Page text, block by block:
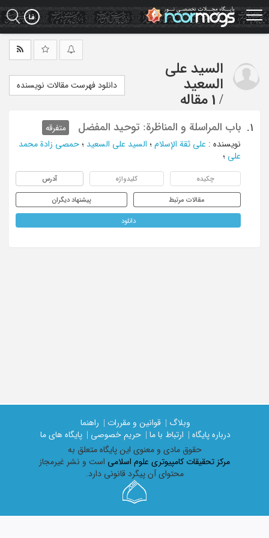
Skip
to
main
السید علی
السعید
/ 1 مقاله
دانلود فهرست مقالات نویسنده
1. باب المراسلة و المناظرة: توحید المفضل
متفرقه
نویسنده : علی ثقة الإسلام ؛ السید علی السعید ؛ حمصی زادة محمد
علی ؛
چکیده کلیدواژه آدرس
مقالات مرتبط پیشنهاد دیگران
دانلود
وبلاگ | قوانین و مقررات |
راهنما
درباره پایگاه |
ارتباط با ما | حریم خصوصی |
پایگاه های ما
حقوق مادی و معنوی اين پايگاه متعلق به
مرکز تحقیقات کامپیوتری علوم اسلامی است و نشر غیرمجاز
محتوای آن پیگرد قانونی دارد.